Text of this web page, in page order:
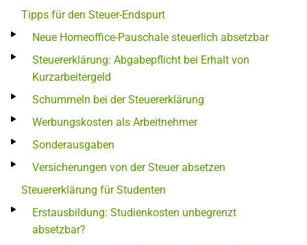
Tipps für den Steuer-Endspurt
Neue Homeoffice-Pauschale steuerlich absetzbar
Steuererklärung: Abgabepflicht bei Erhalt von
Kurzarbeitergeld
Schummeln bei der Steuererklärung
Werbungskosten als Arbeitnehmer
Sonderausgaben
Versicherungen von der Steuer absetzen
Steuererklärung für Studenten
Erstausbildung: Studienkosten unbegrenzt
absetzbar?